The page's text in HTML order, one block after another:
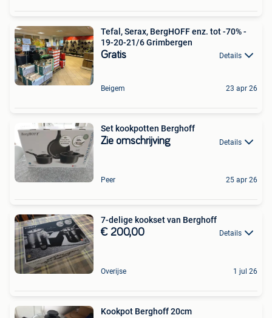
Tefal, Serax, BergHOFF enz. tot -70% -
19-20-21/6 Grimbergen
Gratis Details
Beigem 23 apr 26
Set kookpotten Berghoff
Zie omschrijving Details
Peer 25 apr 26
7-delige kookset van Berghoff
€ 200,00 Details
Overijse 1 jul 26
Kookpot Berghoff 20cm